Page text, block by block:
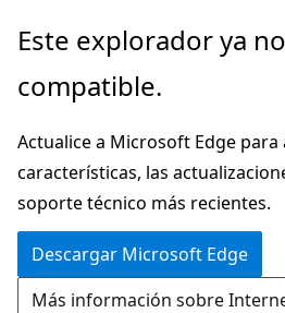
Ir
contenido
Este explorador ya
compatible.
Actualice a Microsoft Edge para
características, las
soporte técnico más recientes.
Descargar Microsoft Edge
Más información sobre